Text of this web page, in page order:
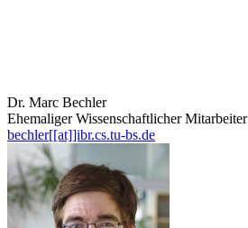
Dr. Marc Bechler
Ehemaliger Wissenschaftlicher Mitarbeiter
bechler[[at]]ibr.cs.tu-bs.de